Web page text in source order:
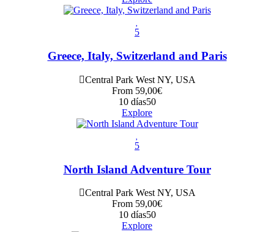
5
Greece, Italy, Switzerland and Paris
Central Park West NY, USA
From 59,00€
10 días50
Explore
5
North Island Adventure Tour
Central Park West NY, USA
From 59,00€
10 días50
Explore